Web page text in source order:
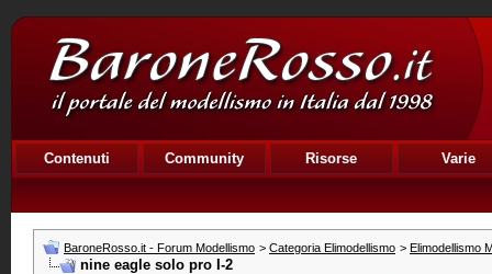
Contenuti Community Risorse Varie
BaroneRosso.it - Forum Modellismo > Categoria Elimodellismo > Elimodellismo
nine eagle solo pro I-2